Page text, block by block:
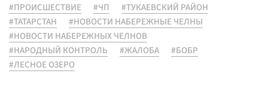
#ПРОИСШЕСТВИЕ
#ЧП
#ТУКАЕВСКИЙ РАЙОН
#ТАТАРСТАН
#НОВОСТИ НАБЕРЕЖНЫЕ ЧЕЛНЫ
#НОВОСТИ НАБЕРЕЖНЫХ ЧЕЛНОВ
#НАРОДНЫЙ КОНТРОЛЬ
#ЖАЛОБА
#БОБР
#ЛЕСНОЕ ОЗЕРО